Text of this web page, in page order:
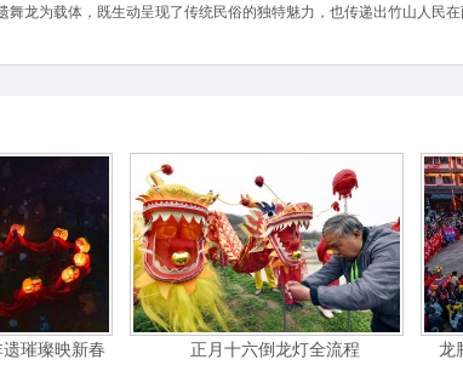
舞龙为载体，既生动呈现了传统民俗的独特魅力，也传递出竹山人民
璀璨映新春 正月十六倒龙灯全流程 龙